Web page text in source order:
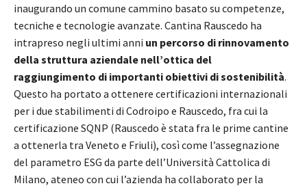
inaugurando un comune cammino basato su competenze,
tecniche e tecnologie avanzate. Cantina Rauscedo ha
intrapreso negli ultimi anni un percorso di rinnovamento
della struttura aziendale nell’ottica del
raggiungimento di importanti obiettivi di sostenibilità.
Questo ha portato a ottenere certificazioni internazionali
per i due stabilimenti di Codroipo e Rauscedo, fra cui la
certificazione SQNP (Rauscedo è stata fra le prime cantine
a ottenerla tra Veneto e Friuli), così come l’assegnazione
del parametro ESG da parte dell’Università Cattolica di
Milano, ateneo con cui l’azienda ha collaborato per la